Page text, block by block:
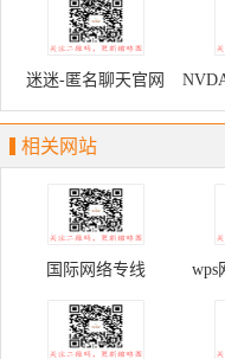
迷迷-匿名聊天官网
随机
相关网站
国际网络专线 wps